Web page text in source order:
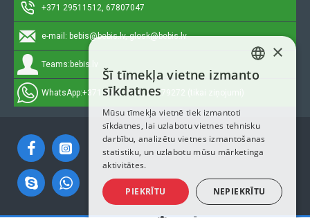
+371 29511512, 67807047
e-mail: bebis@bebis.lv, glosk@bebis.lv
Teams: bebis.lv
WhatsApp:+371 29511512, 20579272 (tikai ziņojumi)
LATVIAN
ENGLISH
×
Šī tīmekļa vietne izmanto
sīkdatnes
Mūsu tīmekļa vietnē tiek izmantoti
sīkdatnes, lai uzlabotu vietnes tehnisku
darbību, analizētu vietnes izmantošanas
statistiku, un uzlabotu mūsu mārketinga
aktivitātes.
PIEKRĪTU NEPIEKRĪTU